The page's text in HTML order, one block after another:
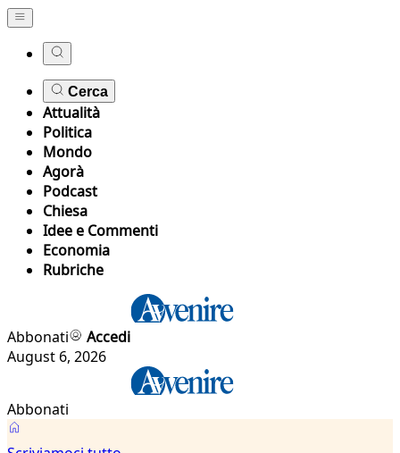
Cerca
Attualità
Politica
Mondo
Agorà
Podcast
Chiesa
Idee e Commenti
Economia
Rubriche
Abbonati
Accedi
August 6, 2026
Abbonati